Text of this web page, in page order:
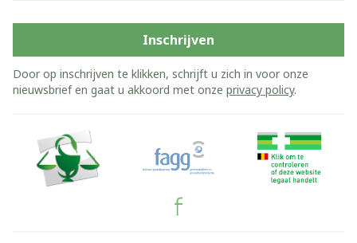
Inschrijven
Door op inschrijven te klikken, schrijft u zich in voor onze
nieuwsbrief en gaat u akkoord met onze privacy policy.